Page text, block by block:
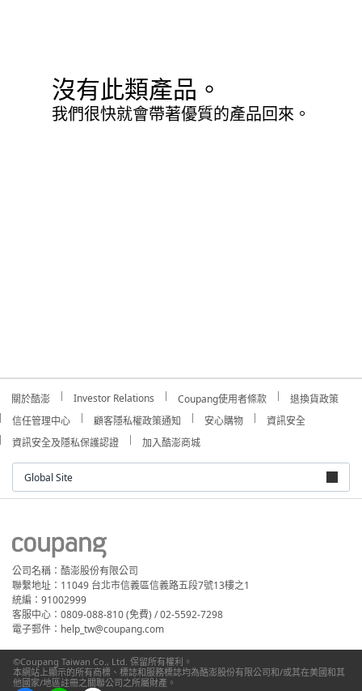
沒有此類產品。
我們很快就會帶著優質的產品回來。
關於酷澎 Investor Relations Coupang使用者條款
退換貨政策
信任管理中心
顧客隱私權政策通知 安心購物
資訊安全
資訊安全及隱私保護認證
加入酷澎商城
Global Site
公司名稱：酷澎股份有限公司
聯繫地址：11049 台北市信義區信義路五段7號13樓之1
統編：91002999
客服中心：0809-088-810 (免費) / 02-5592-7298
電子郵件：help_tw@coupang.com
©Coupang Taiwan Co., Ltd. 保留所有權利。
本網站上顯示的所有商標、標誌和服務標誌均為酷澎股份有限公司和/或其在美國和其
他國家/地區註冊之關聯公司之所屬財產。